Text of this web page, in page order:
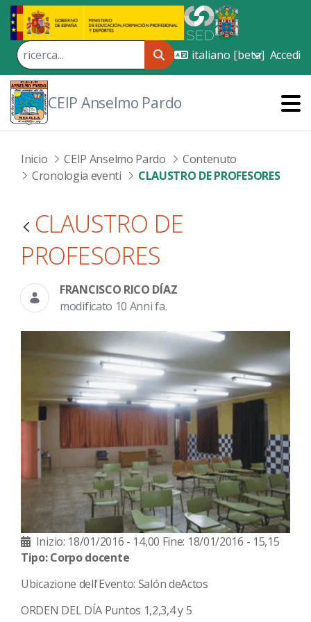
Skip to Main Content
Accedi
CEIP Anselmo Pardo
Inicio CEIP Anselmo Pardo
Contenuto
Cronologia eventi
CLAUSTRO DE PROFESORES
CLAUSTRO DE
PROFESORES
FRANCISCO RICO DÍAZ
modificato 10 Anni fa.
Inizio: 18/01/2016 - 14,00 Fine: 18/01/2016 - 15,15
Tipo: Corpo docente
Ubicazione dell'Evento: Salón deActos
ORDEN DEL DÍA Puntos 1,2,3,4 y 5